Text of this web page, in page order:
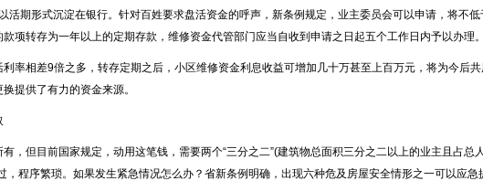
活期形式沉淀在银行。针对百姓要求盘活资金的呼声，新条例规定，业主委员会可以申请，将不低
项转存为一年以上的定期存款，维修资金代管部门应当自收到申请之日起五个工作日内予以办理。
率相差9倍之多，转存定期之后，小区维修资金利息收益可增加几十万甚至上百万元，将为今后共
提供了有力的资金来源。
，但目前国家规定，动用这笔钱，需要两个“三分之二”(建筑物总面积三分之二以上的业主且占总人
，程序繁琐。如果发生紧急情况怎么办？省新条例明确，出现六种危及房屋安全情形之一可以应急